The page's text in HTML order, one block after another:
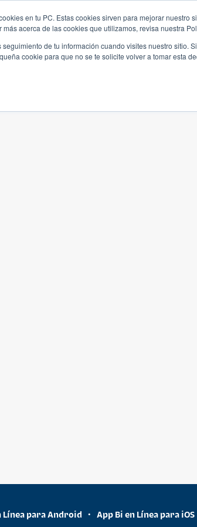
en tu PC. Estas cookies sirven para mejorar
más acerca de las cookies que utilizamos, revisa nuestra
seguimiento de tu información cuando visites nuestro sitio.
cookie para que no se te solicite volver a tomar esta
Línea para Android • App Bi en Línea para iOS